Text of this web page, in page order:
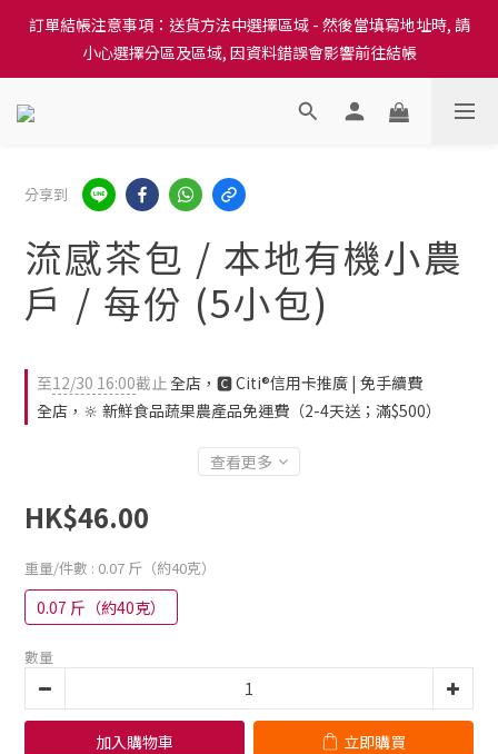
訂單結帳注意事項：送貨方法中選擇區域 - 然後當填寫地址時, 請
小心選擇分區及區域, 因資料錯誤會影響前往結帳
訂單結帳注意事項：送貨方法中選擇區域 - 然後當填寫地址時, 請
小心選擇分區及區域, 因資料錯誤會影響前往結帳
隆重推出本地培育田香雞、金棠雞、粵皇鷄及平原雞等，想食靚雞
訂單結帳注意事項：送貨方法中選擇區域 - 然後當填寫地址時, 請
小心選擇分區及區域, 因資料錯誤會影響前往結帳
分享到
流感茶包 / 本地有機小農
戶 / 每份 (5小包)
至12/30 16:00截止全店，🅲 Citi®信用卡推廣 | 免手續費
全店，🔆 新鮮食品蔬果農產品免運費（2-4天送；滿$500）
查看更多
HK$46.00
重量/件數 : 0.07 斤（約40克）
0.07 斤（約40克）
數量
加入購物車 立即購買